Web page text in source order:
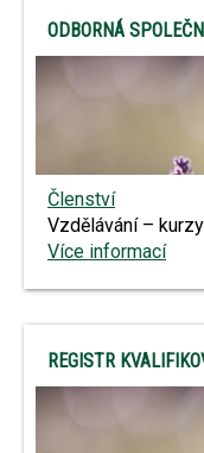
ODBORNÁ
Členství
Vzdělávání – kurzy
Více informací
REGISTR